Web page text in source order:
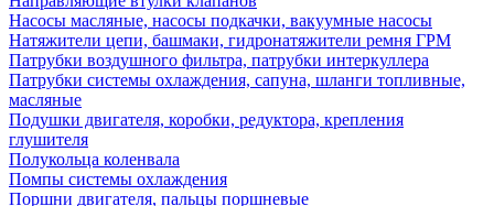
Насосы масляные, насосы подкачки, вакуумные насосы
Натяжители цепи, башмаки, гидронатяжители ремня ГРМ
Патрубки воздушного фильтра, патрубки интеркуллера
Патрубки системы охлаждения, сапуна, шланги топливные,
масляные
Подушки двигателя, коробки, редуктора, крепления
глушителя
Полукольца коленвала
Помпы системы охлаждения
Поршни двигателя, пальцы поршневые